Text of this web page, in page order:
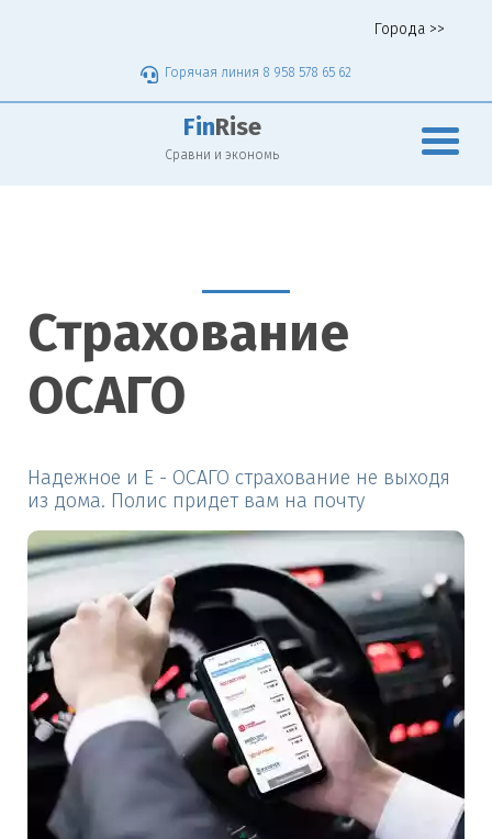
Города >>
Горячая линия 8 958 578 65 62
Fin Rise
Сравни и экономь
Страхование
ОСАГО
Надежное и Е - ОСАГО страхование не выходя
из дома. Полис придет вам на почту